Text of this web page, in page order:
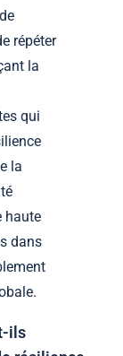
répéter
la
qui
la
haute
dans
ils